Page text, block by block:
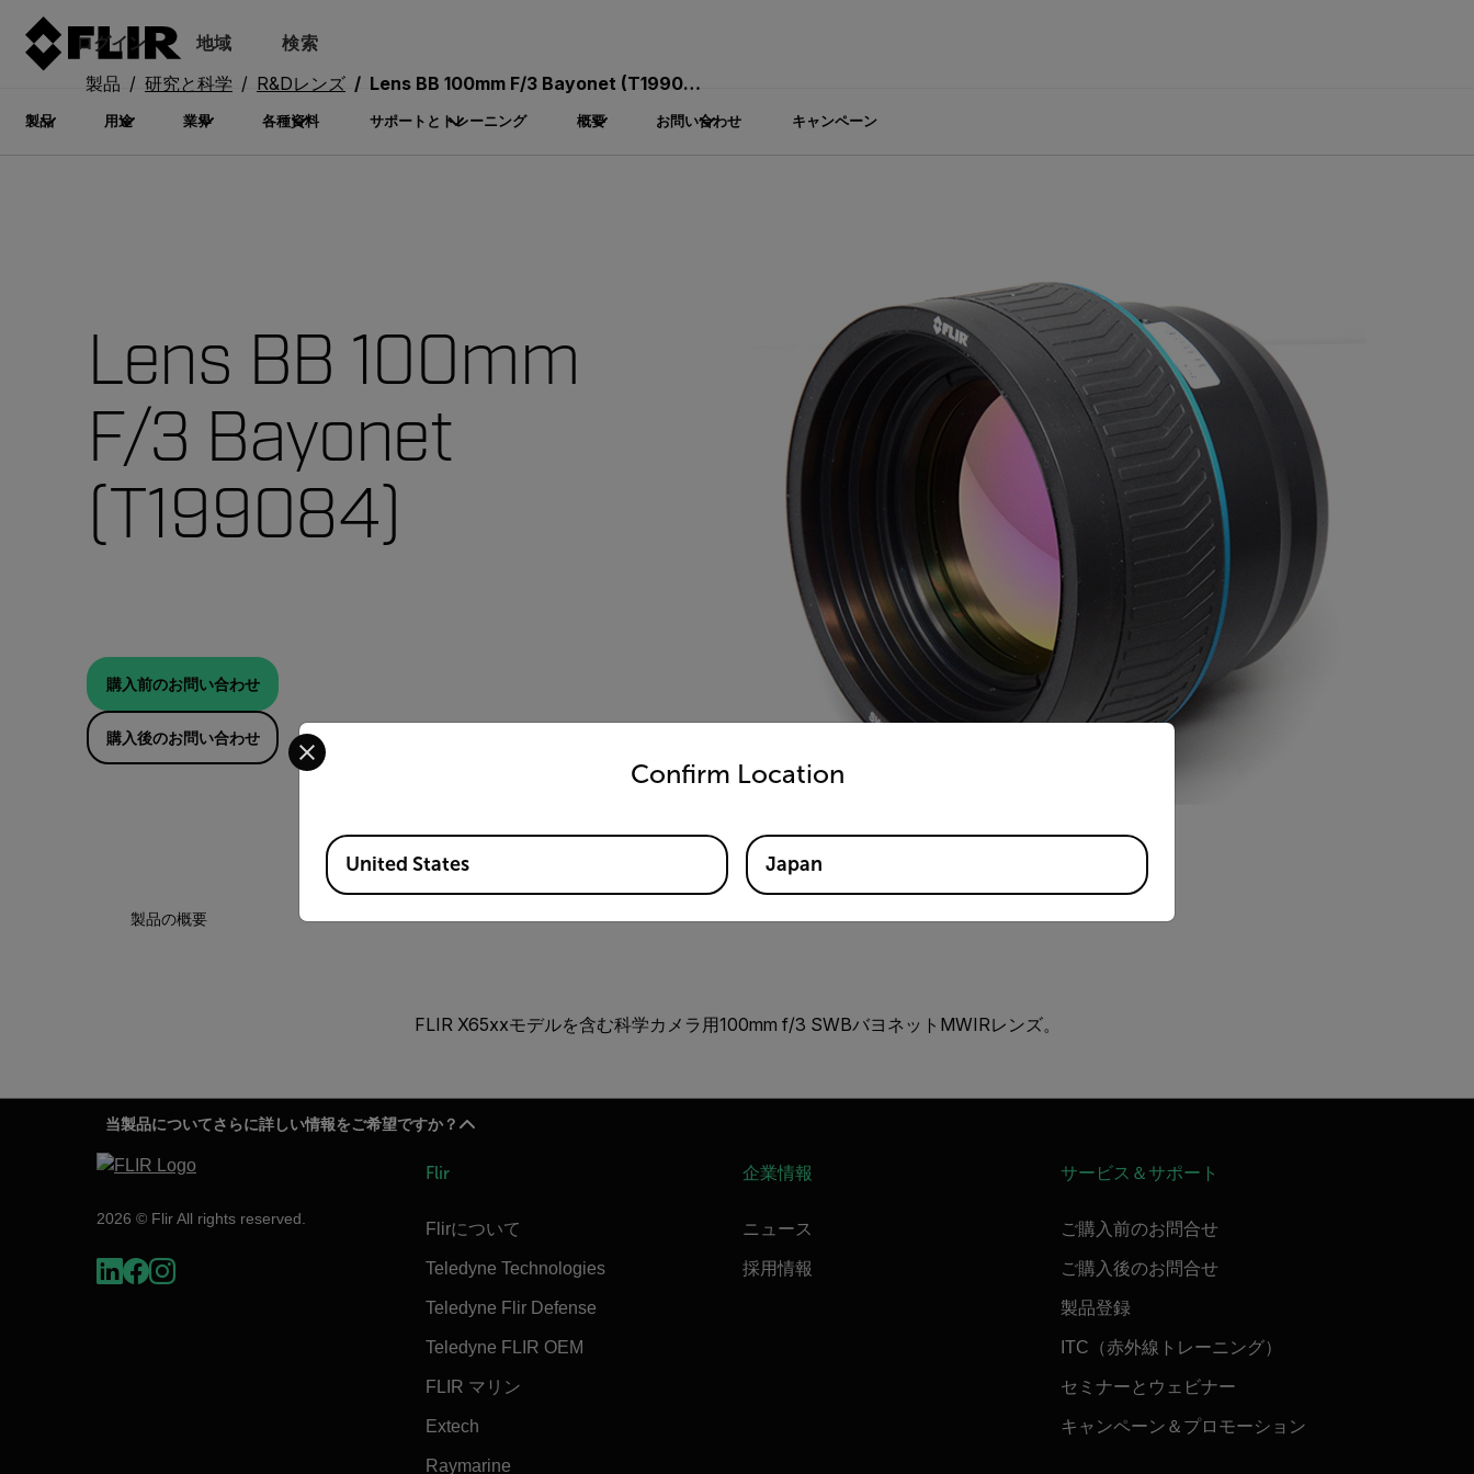
ログイン 地域 検索
製品 用途 業界 各種資料 サポートとトレーニング 概要 お問い合わせ キャンペーン
製品 研究と科学 R&Dレンズ Lens BB 100mm F/3 Bayonet (T199084)
Lens BB 100mm
F/3 Bayonet
(T199084)
購入前のお問い合わせ
購入後のお問い合わせ
製品の概要
FLIR X65xxモデルを含む科学カメラ用100mm f/3 SWBバヨネットMWIRレンズ。
当製品についてさらに詳しい情報をご希望ですか？
2026 © Flir All rights reserved.
Flir
Flirについて
Teledyne Technologies
Teledyne Flir Defense
Teledyne FLIR OEM
FLIR マリン
Extech
Raymarine
企業情報
ニュース
採用情報
サービス＆サポート
ご購入前のお問合せ
ご購入後のお問合せ
製品登録
ITC（赤外線トレーニング）
セミナーとウェビナー
キャンペーン＆プロモーション
Confirm Location
Select your preferred country and language from the options below to access the appropriate version of our website.
Available Locations
United States Japan